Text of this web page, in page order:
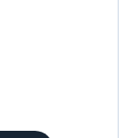
79-02-37-29